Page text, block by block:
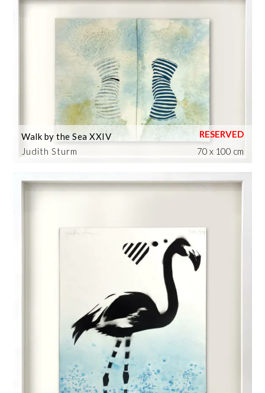
Judith Sturm
Walk by the Sea XXIV
70 x 100 cm